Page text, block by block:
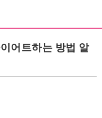
어트하는 방법 알